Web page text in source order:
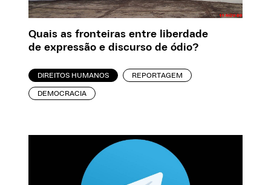
Quais as fronteiras entre liberdade
de expressão e discurso de ódio?
DIREITOS HUMANOS REPORTAGEM
DEMOCRACIA